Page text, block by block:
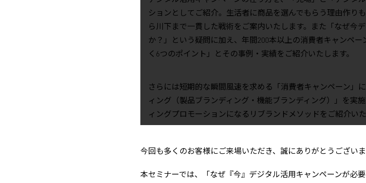
ションとしてご紹介。生活者に商品を選んでもらう理由作り
ら川下まで一貫した戦術をご案内いたします。また「なぜ今
か？」という疑問に加え、年間200本以上の消費者キャンペ
く6つのポイント」とその事例・実績をご紹介いたします。
さらには短期的な瞬間風速を求める「消費者キャンペーン」
ィング（製品ブランディング・機能ブランディング）」を実
ィングプロモーションになるリブランドメソッドをご紹介い
今回も多くのお客様にご来場いただき、誠にありがとうございま
本セミナーでは、「なぜ『今』デジタル活用キャンペーンが必